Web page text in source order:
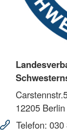
12205 Berlin
Telefon: 030